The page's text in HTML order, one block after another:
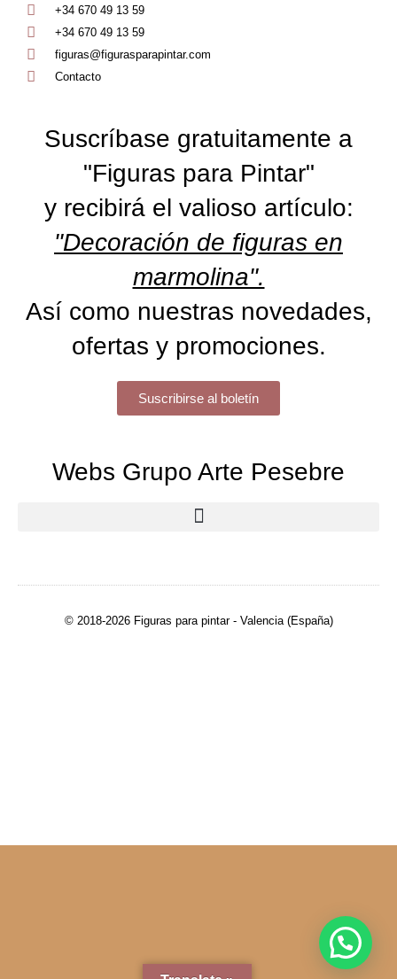
+34 670 49 13 59
+34 670 49 13 59
figuras@figurasparapintar.com
Contacto
Suscríbase gratuitamente a
"Figuras para Pintar"
y recibirá el valioso artículo:
"Decoración de figuras en
marmolina".
Así como nuestras novedades,
ofertas y promociones.
Suscribirse al boletín
Webs Grupo Arte Pesebre
© 2018-2026 Figuras para pintar - Valencia (España)